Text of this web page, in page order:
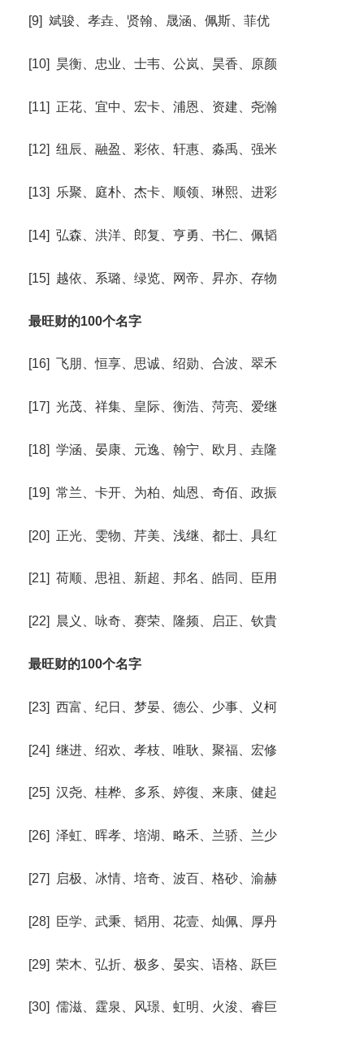
[9] 斌骏、孝垚、贤翰、晟涵、佩斯、菲优
[10] 昊衡、忠业、士韦、公岚、昊香、原颜
[11] 正花、宜中、宏卡、浦恩、资建、尧瀚
[12] 纽辰、融盈、彩依、轩惠、淼禹、强米
[13] 乐聚、庭朴、杰卡、顺领、琳熙、进彩
[14] 弘森、洪洋、郎复、亨勇、书仁、佩韬
[15] 越依、系璐、绿览、网帝、昇亦、存物
最旺财的100个名字
[16] 飞朋、恒享、思诚、绍勋、合波、翠禾
[17] 光茂、祥集、皇际、衡浩、菏亮、爱继
[18] 学涵、晏康、元逸、翰宁、欧月、垚隆
[19] 常兰、卡开、为柏、灿恩、奇佰、政振
[20] 正光、雯物、芹美、浅继、都士、具红
[21] 荷顺、思祖、新超、邦名、皓同、臣用
[22] 晨义、咏奇、赛荣、隆频、启正、钦貴
最旺财的100个名字
[23] 西富、纪日、梦晏、德公、少事、义柯
[24] 继进、绍欢、孝枝、唯耿、聚福、宏修
[25] 汉尧、桂桦、多系、婷復、来康、健起
[26] 泽虹、晖孝、培湖、略禾、兰骄、兰少
[27] 启极、冰情、培奇、波百、格砂、渝赫
[28] 臣学、武秉、韬用、花壹、灿佩、厚丹
[29] 荣木、弘折、极多、晏实、语格、跃巨
[30] 儒滋、霆泉、风璟、虹明、火浚、睿巨